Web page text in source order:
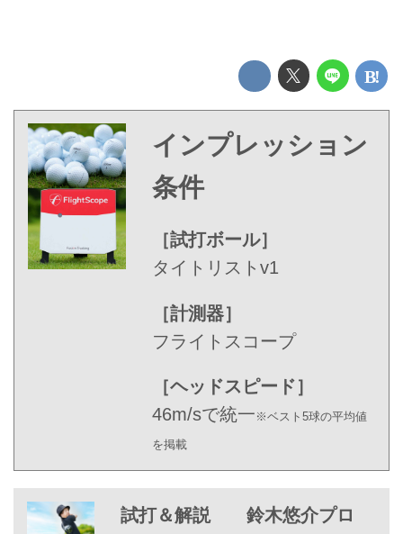
インプレッション
条件
［試打ボール］
タイトリストv1
［計測器］
フライトスコープ
［ヘッドスピード］
46m/sで統一 ※ベスト5球の平均値
を掲載
試打＆解説 鈴木悠介プロ